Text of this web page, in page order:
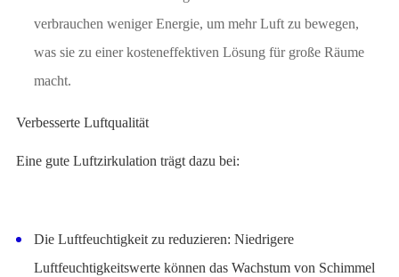
verbrauchen weniger Energie, um mehr Luft zu bewegen,
was sie zu einer kosteneffektiven Lösung für große Räume
macht.
Verbesserte Luftqualität
Eine gute Luftzirkulation trägt dazu bei:
Die Luftfeuchtigkeit zu reduzieren: Niedrigere
Luftfeuchtigkeitswerte können das Wachstum von Schimmel